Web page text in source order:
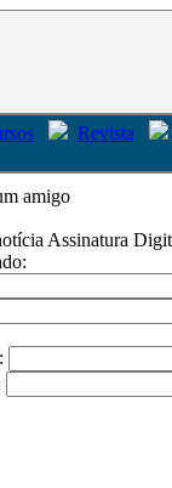
Revista
amigo
Assinatura